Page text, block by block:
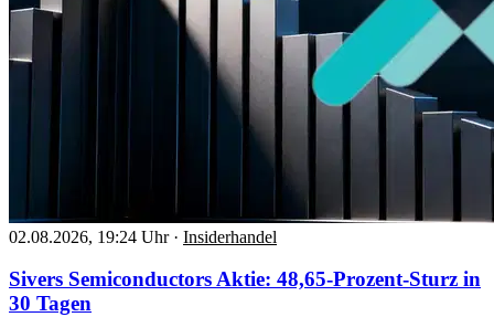
02.08.2026, 19:24 Uhr · Insiderhandel
Sivers Semiconductors Aktie: 48,65-Prozent-Sturz in
30 Tagen